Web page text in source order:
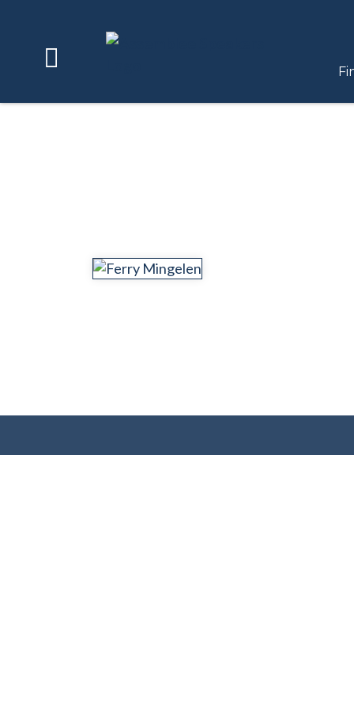
BECOME AN ASSEMBLEE SPEAKER
Our Speakers
Find the perfect speaker
Find your Top Speaker